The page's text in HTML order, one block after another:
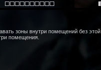
зоны внутри помещений без этой
помещения.